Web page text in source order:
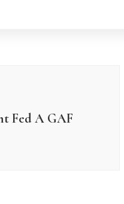
Fed A GAF